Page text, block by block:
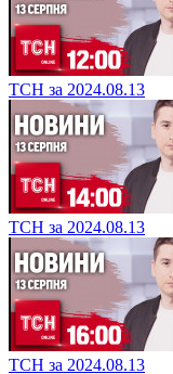
ТСН за 2024.08.13
ТСН за 2024.08.13
ТСН за 2024.08.13